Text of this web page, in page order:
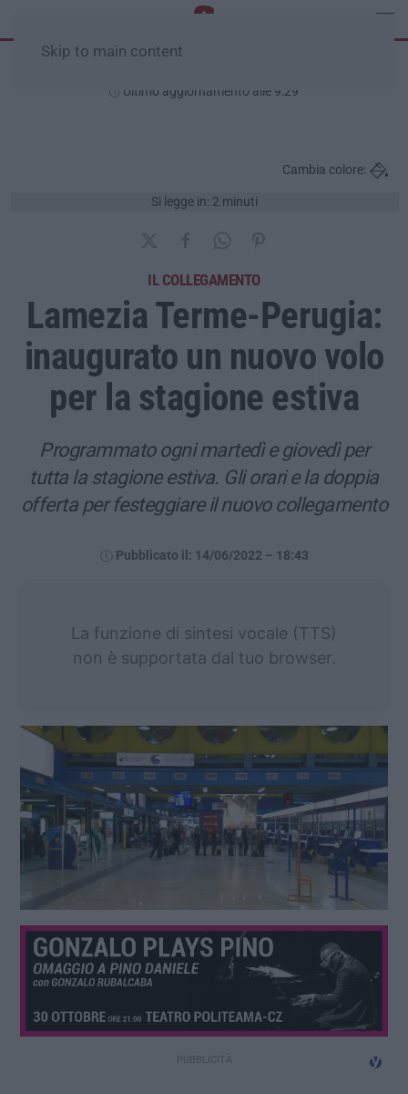
Skip to main content
Ultimo aggiornamento alle 9:29
Si legge in: 2 minuti
Cambia colore:
IL COLLEGAMENTO
Lamezia Terme-Perugia:
inaugurato un nuovo volo
per la stagione estiva
Programmato ogni martedì e giovedì per
tutta la stagione estiva. Gli orari e la doppia
offerta per festeggiare il nuovo collegamento
Pubblicato il: 14/06/2022 – 18:43
La funzione di sintesi vocale (TTS)
non è supportata dal tuo browser.